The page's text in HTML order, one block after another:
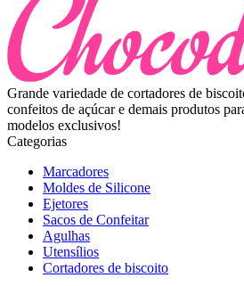
Grande variedade de cortadores de
confeitos de açúcar e demais produtos
modelos exclusivos!
Categorias
Marcadores
Moldes de Silicone
Ejetores
Sacos de Confeitar
Agulhas
Utensílios
Cortadores de biscoito